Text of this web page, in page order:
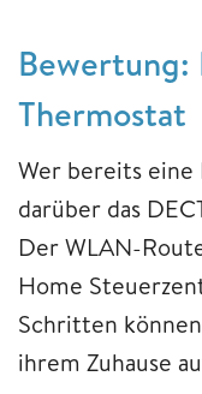
Bewertung:
Thermostat
Wer bereits eine
darüber das
Der WLAN-
Home
Schritten
ihrem Zuhause